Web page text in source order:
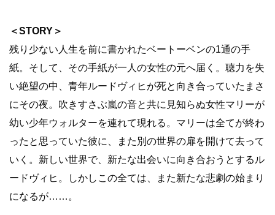
＜STORY＞
残り少ない人生を前に書かれたベートーベンの1通の手
紙。そして、その手紙が一人の女性の元へ届く。聴力を失
い絶望の中、青年ルードヴィヒが死と向き合っていたまさ
にその夜。吹きすさぶ嵐の音と共に見知らぬ女性マリーが
幼い少年ウォルターを連れて現れる。マリーは全てが終わ
ったと思っていた彼に、また別の世界の扉を開けて去って
いく。新しい世界で、新たな出会いに向き合おうとするル
ードヴィヒ。しかしこの全ては、また新たな悲劇の始まり
になるが……。